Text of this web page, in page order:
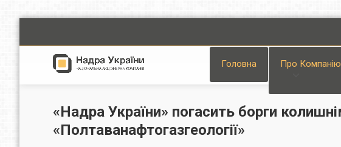
Головна Про Компанiю
«Надра України» погасить борги
«Полтаванафтогазгеології»